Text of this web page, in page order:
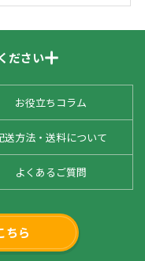
ださい
お役立ちコラム
送方法・送料について
よくあるご質問
ちら